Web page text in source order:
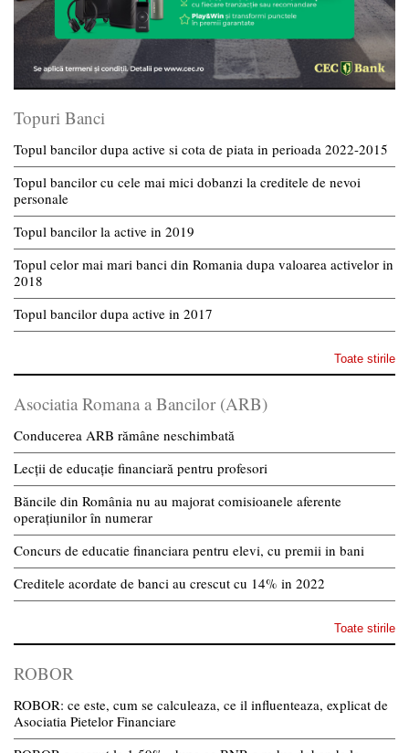
Topuri Banci
Topul bancilor dupa active si cota de piata in perioada 2022-2015
Topul bancilor cu cele mai mici dobanzi la creditele de nevoi
personale
Topul bancilor la active in 2019
Topul celor mai mari banci din Romania dupa valoarea activelor in
2018
Topul bancilor dupa active in 2017
Toate stirile
Asociatia Romana a Bancilor (ARB)
Conducerea ARB rămâne neschimbată
Lecții de educație financiară pentru profesori
Băncile din România nu au majorat comisioanele aferente
operațiunilor în numerar
Concurs de educatie financiara pentru elevi, cu premii in bani
Creditele acordate de banci au crescut cu 14% in 2022
Toate stirile
ROBOR
ROBOR: ce este, cum se calculeaza, ce il influenteaza, explicat de
Asociatia Pietelor Financiare